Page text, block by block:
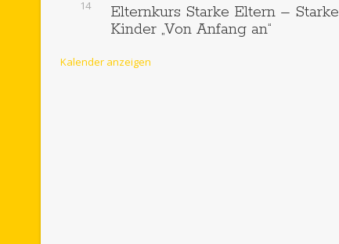
14
Elternkurs Starke Eltern – Starke
Kinder „Von Anfang an“
Kalender anzeigen